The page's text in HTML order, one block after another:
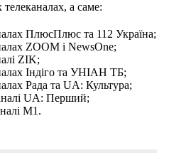
а саме:
ПлюсПлюс та 112 Україна;
ZOOM і NewsOne;
ZIK;
Індіго та УНІАН ТБ;
Рада та UA: Культура;
UA: Перший;
M1.